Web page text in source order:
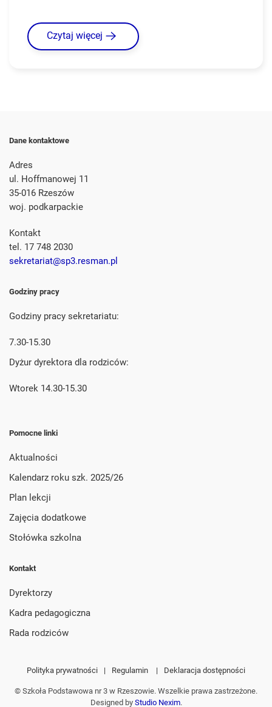
Czytaj więcej
Dane kontaktowe
Adres
ul. Hoffmanowej 11
35-016 Rzeszów
woj. podkarpackie
Kontakt
tel. 17 748 2030
sekretariat@sp3.resman.pl
Godziny pracy
Godziny pracy sekretariatu:
7.30-15.30
Dyżur dyrektora dla rodziców:
Wtorek 14.30-15.30
Pomocne linki
Aktualności
Kalendarz roku szk. 2025/26
Plan lekcji
Zajęcia dodatkowe
Stołówka szkolna
Kontakt
Dyrektorzy
Kadra pedagogiczna
Rada rodziców
Polityka prywatności | Regulamin | Deklaracja dostępności
© Szkoła Podstawowa nr 3 w Rzeszowie. Wszelkie prawa zastrzeżone.
Designed by Studio Nexim.